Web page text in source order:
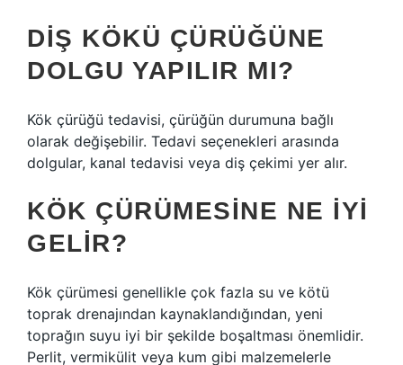
DIŞ KÖKÜ ÇÜRÜĞÜNE
DOLGU YAPILIR MI?
Kök çürüğü tedavisi, çürüğün durumuna bağlı
olarak değişebilir. Tedavi seçenekleri arasında
dolgular, kanal tedavisi veya diş çekimi yer alır.
KÖK ÇÜRÜMESINE NE IYI
GELIR?
Kök çürümesi genellikle çok fazla su ve kötü
toprak drenajından kaynaklandığından, yeni
toprağın suyu iyi bir şekilde boşaltması önemlidir.
Perlit, vermikülit veya kum gibi malzemelerle